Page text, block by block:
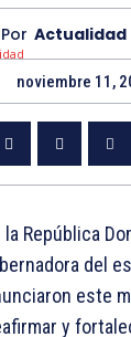
Por Actualidad
noviembre 11,
República
del
este
y